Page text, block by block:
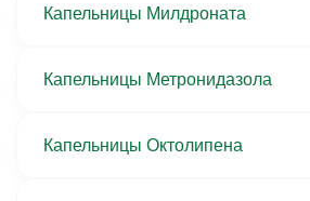
Капельницы Милдроната
Капельницы Метронидазола
Капельницы Октолипена